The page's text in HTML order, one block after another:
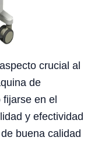
crucial al
de
en el
y efectividad
buena calidad